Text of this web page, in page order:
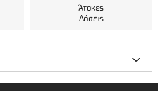
Άτοκες
Δόσεις